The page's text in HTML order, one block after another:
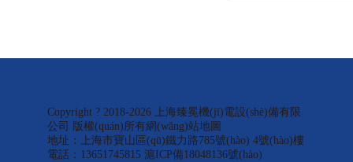
Copyright ? 2018-2026 上海臻冕機(jī)電設(shè)備有限
公司 版權(quán)所有網(wǎng)站地圖
地址：上海市寶山區(qū)鐵力路785號(hào) 4號(hào)樓
電話：13651745815 滬ICP備18048136號(hào)